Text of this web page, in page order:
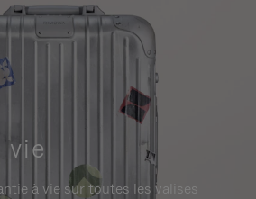
vie
à vie sur toutes les valises